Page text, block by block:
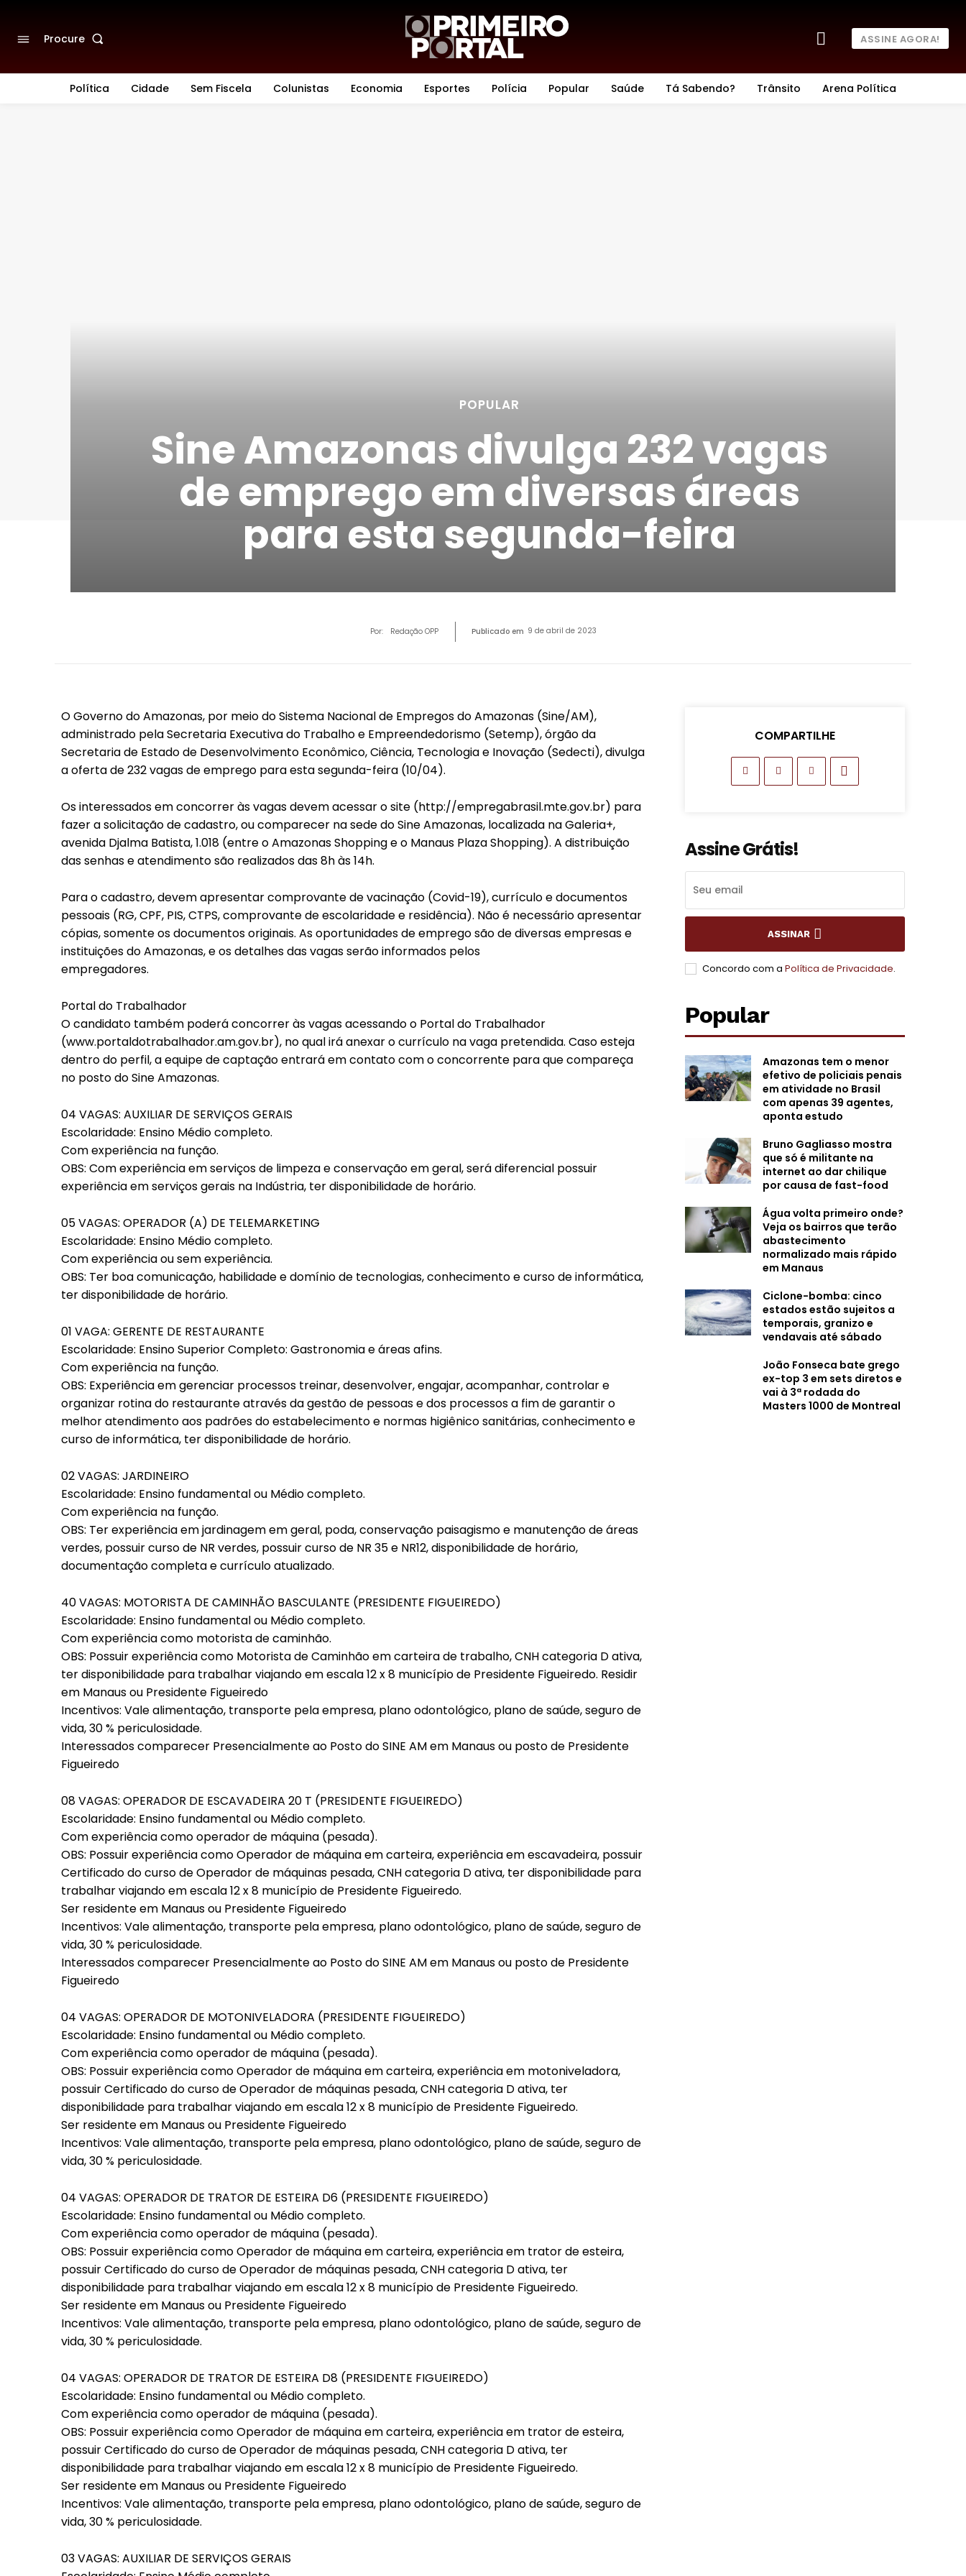
Procure ASSINE AGORA!
Política Cidade Sem Fiscela Colunistas Economia Esportes Polícia Popular Saúde Tá Sabendo? Trânsito Arena Política
POPULAR
Sine Amazonas divulga 232 vagas
de emprego em diversas áreas
para esta segunda-feira
Por: Redação OPP Publicado em 9 de abril de 2023
O Governo do Amazonas, por meio do Sistema Nacional de Empregos do Amazonas (Sine/AM),
administrado pela Secretaria Executiva do Trabalho e Empreendedorismo (Setemp), órgão da
Secretaria de Estado de Desenvolvimento Econômico, Ciência, Tecnologia e Inovação (Sedecti), divulga
a oferta de 232 vagas de emprego para esta segunda-feira (10/04).
Os interessados em concorrer às vagas devem acessar o site (http://empregabrasil.mte.gov.br) para
fazer a solicitação de cadastro, ou comparecer na sede do Sine Amazonas, localizada na Galeria+,
avenida Djalma Batista, 1.018 (entre o Amazonas Shopping e o Manaus Plaza Shopping). A distribuição
das senhas e atendimento são realizados das 8h às 14h.
Para o cadastro, devem apresentar comprovante de vacinação (Covid-19), currículo e documentos
pessoais (RG, CPF, PIS, CTPS, comprovante de escolaridade e residência). Não é necessário apresentar
cópias, somente os documentos originais. As oportunidades de emprego são de diversas empresas e
instituições do Amazonas, e os detalhes das vagas serão informados pelos
empregadores.
Portal do Trabalhador
O candidato também poderá concorrer às vagas acessando o Portal do Trabalhador
(www.portaldotrabalhador.am.gov.br), no qual irá anexar o currículo na vaga pretendida. Caso esteja
dentro do perfil, a equipe de captação entrará em contato com o concorrente para que compareça
no posto do Sine Amazonas.
04 VAGAS: AUXILIAR DE SERVIÇOS GERAIS
Escolaridade: Ensino Médio completo.
Com experiência na função.
OBS: Com experiência em serviços de limpeza e conservação em geral, será diferencial possuir
experiência em serviços gerais na Indústria, ter disponibilidade de horário.
05 VAGAS: OPERADOR (A) DE TELEMARKETING
Escolaridade: Ensino Médio completo.
Com experiência ou sem experiência.
OBS: Ter boa comunicação, habilidade e domínio de tecnologias, conhecimento e curso de informática,
ter disponibilidade de horário.
01 VAGA: GERENTE DE RESTAURANTE
Escolaridade: Ensino Superior Completo: Gastronomia e áreas afins.
Com experiência na função.
OBS: Experiência em gerenciar processos treinar, desenvolver, engajar, acompanhar, controlar e
organizar rotina do restaurante através da gestão de pessoas e dos processos a fim de garantir o
melhor atendimento aos padrões do estabelecimento e normas higiênico sanitárias, conhecimento e
curso de informática, ter disponibilidade de horário.
02 VAGAS: JARDINEIRO
Escolaridade: Ensino fundamental ou Médio completo.
Com experiência na função.
OBS: Ter experiência em jardinagem em geral, poda, conservação paisagismo e manutenção de áreas
verdes, possuir curso de NR verdes, possuir curso de NR 35 e NR12, disponibilidade de horário,
documentação completa e currículo atualizado.
40 VAGAS: MOTORISTA DE CAMINHÃO BASCULANTE (PRESIDENTE FIGUEIREDO)
Escolaridade: Ensino fundamental ou Médio completo.
Com experiência como motorista de caminhão.
OBS: Possuir experiência como Motorista de Caminhão em carteira de trabalho, CNH categoria D ativa,
ter disponibilidade para trabalhar viajando em escala 12 x 8 município de Presidente Figueiredo. Residir
em Manaus ou Presidente Figueiredo
Incentivos: Vale alimentação, transporte pela empresa, plano odontológico, plano de saúde, seguro de
vida, 30 % periculosidade.
Interessados comparecer Presencialmente ao Posto do SINE AM em Manaus ou posto de Presidente
Figueiredo
08 VAGAS: OPERADOR DE ESCAVADEIRA 20 T (PRESIDENTE FIGUEIREDO)
Escolaridade: Ensino fundamental ou Médio completo.
Com experiência como operador de máquina (pesada).
OBS: Possuir experiência como Operador de máquina em carteira, experiência em escavadeira, possuir
Certificado do curso de Operador de máquinas pesada, CNH categoria D ativa, ter disponibilidade para
trabalhar viajando em escala 12 x 8 município de Presidente Figueiredo.
Ser residente em Manaus ou Presidente Figueiredo
Incentivos: Vale alimentação, transporte pela empresa, plano odontológico, plano de saúde, seguro de
vida, 30 % periculosidade.
Interessados comparecer Presencialmente ao Posto do SINE AM em Manaus ou posto de Presidente
Figueiredo
04 VAGAS: OPERADOR DE MOTONIVELADORA (PRESIDENTE FIGUEIREDO)
Escolaridade: Ensino fundamental ou Médio completo.
Com experiência como operador de máquina (pesada).
OBS: Possuir experiência como Operador de máquina em carteira, experiência em motoniveladora,
possuir Certificado do curso de Operador de máquinas pesada, CNH categoria D ativa, ter
disponibilidade para trabalhar viajando em escala 12 x 8 município de Presidente Figueiredo.
Ser residente em Manaus ou Presidente Figueiredo
Incentivos: Vale alimentação, transporte pela empresa, plano odontológico, plano de saúde, seguro de
vida, 30 % periculosidade.
04 VAGAS: OPERADOR DE TRATOR DE ESTEIRA D6 (PRESIDENTE FIGUEIREDO)
Escolaridade: Ensino fundamental ou Médio completo.
Com experiência como operador de máquina (pesada).
OBS: Possuir experiência como Operador de máquina em carteira, experiência em trator de esteira,
possuir Certificado do curso de Operador de máquinas pesada, CNH categoria D ativa, ter
disponibilidade para trabalhar viajando em escala 12 x 8 município de Presidente Figueiredo.
Ser residente em Manaus ou Presidente Figueiredo
Incentivos: Vale alimentação, transporte pela empresa, plano odontológico, plano de saúde, seguro de
vida, 30 % periculosidade.
04 VAGAS: OPERADOR DE TRATOR DE ESTEIRA D8 (PRESIDENTE FIGUEIREDO)
Escolaridade: Ensino fundamental ou Médio completo.
Com experiência como operador de máquina (pesada).
OBS: Possuir experiência como Operador de máquina em carteira, experiência em trator de esteira,
possuir Certificado do curso de Operador de máquinas pesada, CNH categoria D ativa, ter
disponibilidade para trabalhar viajando em escala 12 x 8 município de Presidente Figueiredo.
Ser residente em Manaus ou Presidente Figueiredo
Incentivos: Vale alimentação, transporte pela empresa, plano odontológico, plano de saúde, seguro de
vida, 30 % periculosidade.
03 VAGAS: AUXILIAR DE SERVIÇOS GERAIS
COMPARTILHE
Assine Grátis!
ASSINAR
Concordo com a Política de Privacidade.
Popular
Amazonas tem o menor
efetivo de policiais penais
em atividade no Brasil
com apenas 39 agentes,
aponta estudo
Bruno Gagliasso mostra
que só é militante na
internet ao dar chilique
por causa de fast-food
Água volta primeiro onde?
Veja os bairros que terão
abastecimento
normalizado mais rápido
em Manaus
Ciclone-bomba: cinco
estados estão sujeitos a
temporais, granizo e
vendavais até sábado
João Fonseca bate grego
ex-top 3 em sets diretos e
vai à 3ª rodada do
Masters 1000 de Montreal